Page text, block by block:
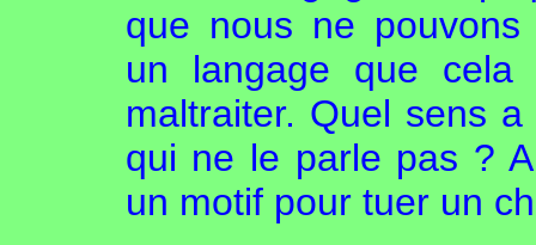
que nous ne pouvons
un langage que
maltraiter. Quel sens
qui ne le parle pas ?
un motif pour tuer un